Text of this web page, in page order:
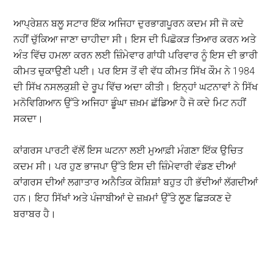
ਆਪ੍ਰੇਸ਼ਨ ਬਲੂ ਸਟਾਰ ਇੱਕ ਅਜਿਹਾ ਦੁਰਭਾਗਪੂਰਨ ਕਦਮ ਸੀ ਜੋ ਕਦੇ
ਨਹੀਂ ਚੁੱਕਿਆ ਜਾਣਾ ਚਾਹੀਦਾ ਸੀ। ਇਸ ਦੀ ਪਿਛੋਕੜ ਤਿਆਰ ਕਰਨ ਅਤੇ
ਅੰਤ ਵਿੱਚ ਹਮਲਾ ਕਰਨ ਲਈ ਜ਼ਿੰਮੇਵਾਰ ਗਾਂਧੀ ਪਰਿਵਾਰ ਨੂੰ ਇਸ ਦੀ ਭਾਰੀ
ਕੀਮਤ ਚੁਕਾਉਣੀ ਪਈ। ਪਰ ਇਸ ਤੋਂ ਵੀ ਵੱਧ ਕੀਮਤ ਸਿੱਖ ਕੌਮ ਨੇ 1984
ਦੀ ਸਿੱਖ ਨਸਲਕੁਸ਼ੀ ਦੇ ਰੂਪ ਵਿੱਚ ਅਦਾ ਕੀਤੀ। ਇਨ੍ਹਾਂ ਘਟਨਾਵਾਂ ਨੇ ਸਿੱਖ
ਮਨੋਵਿਗਿਆਨ ਉੱਤੇ ਅਜਿਹਾ ਡੂੰਘਾ ਜ਼ਖ਼ਮ ਛੱਡਿਆ ਹੈ ਜੋ ਕਦੇ ਮਿਟ ਨਹੀਂ
ਸਕਦਾ।
ਕਾਂਗਰਸ ਪਾਰਟੀ ਵੱਲੋਂ ਇਸ ਘਟਨਾ ਲਈ ਮੁਆਫ਼ੀ ਮੰਗਣਾ ਇੱਕ ਉਚਿਤ
ਕਦਮ ਸੀ। ਪਰ ਹੁਣ ਭਾਜਪਾ ਉੱਤੇ ਇਸ ਦੀ ਜ਼ਿੰਮੇਵਾਰੀ ਵੰਡਣ ਦੀਆਂ
ਕਾਂਗਰਸ ਦੀਆਂ ਲਗਾਤਾਰ ਅਨੈਤਿਕ ਕੋਸ਼ਿਸ਼ਾਂ ਬਹੁਤ ਹੀ ਭੱਦੀਆਂ ਲੱਗਦੀਆਂ
ਹਨ। ਇਹ ਸਿੱਖਾਂ ਅਤੇ ਪੰਜਾਬੀਆਂ ਦੇ ਜ਼ਖ਼ਮਾਂ ਉੱਤੇ ਲੂਣ ਛਿੜਕਣ ਦੇ
ਬਰਾਬਰ ਹੈ।